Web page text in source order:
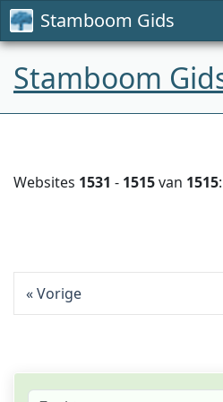
Stamboom Gids
Stamboom
Websites 1531 - 1515van 1515:
Vorige